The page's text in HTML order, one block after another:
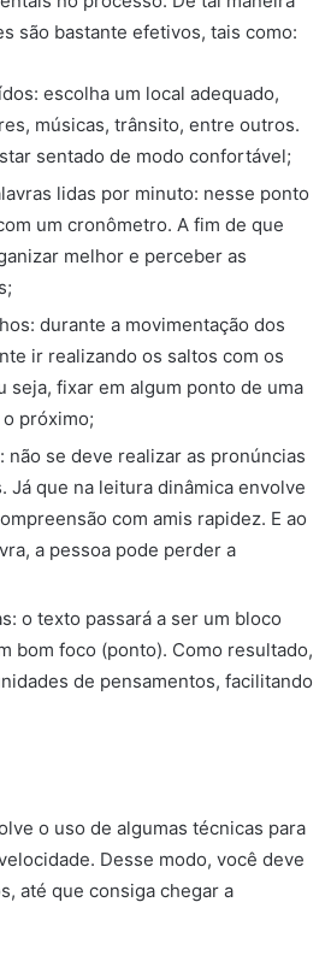
são bastante efetivos, tais como:
escolha um local adequado,
músicas, trânsito, entre outros.
sentado de modo confortável;
lidas por minuto: nesse ponto
um cronômetro. A fim de que
melhor e perceber as
durante a movimentação dos
ir realizando os saltos com os
seja, fixar em algum ponto de uma
próximo;
não se deve realizar as pronúncias
Já que na leitura dinâmica envolve
com amis rapidez. E ao
a pessoa pode perder a
o texto passará a ser um bloco
bom foco (ponto). Como resultado,
de pensamentos, facilitando
o uso de algumas técnicas para
Desse modo, você deve
até que consiga chegar a